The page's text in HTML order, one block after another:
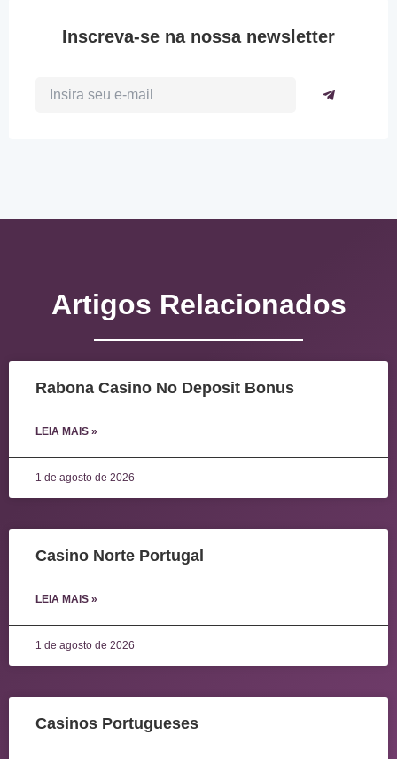
Inscreva-se na nossa newsletter
Artigos Relacionados
Rabona Casino No Deposit Bonus
LEIA MAIS »
1 de agosto de 2026
Casino Norte Portugal
LEIA MAIS »
1 de agosto de 2026
Casinos Portugueses